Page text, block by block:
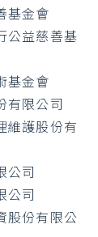
基金會
益慈善基
基金會
限公司
護股份有
司
司
份有限公